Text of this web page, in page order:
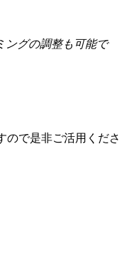
ングの調整も可能で
ので是非ご活用くださ